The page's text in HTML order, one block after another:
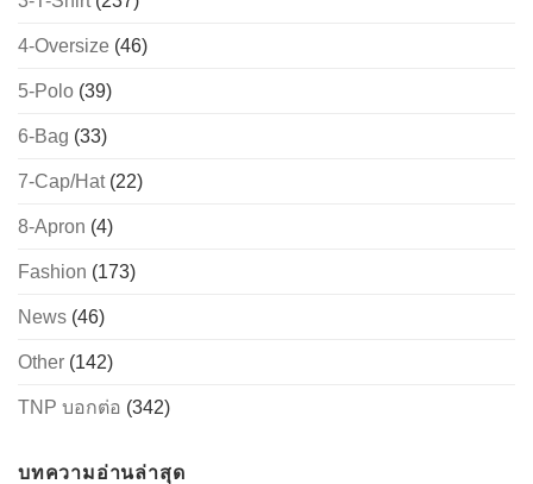
4-Oversize (46)
5-Polo (39)
6-Bag (33)
7-Cap/Hat(22)
8-Apron (4)
Fashion (173)
News (46)
Other (142)
TNP บอกต่อ (342)
บทความอ่านล่าสุด